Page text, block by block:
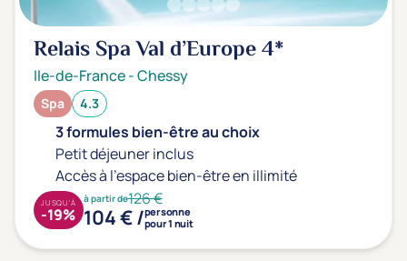
Relais Spa Val d’Europe4*
Ile-de-France-Chessy
Spa 4.3
3 formules bien-être au choix
Petit déjeuner inclus
Accès à l'espace bien-être en illimité
à partir de126 €
104 € /personne
pour 1 nuit
JUSQU'À
-19%